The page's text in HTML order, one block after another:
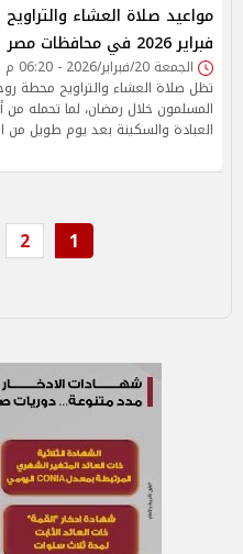
فبراير 2026 في محافظات مصر
الجمعة 20/فبراير/2026 - 06:20 م
تظل صلاة العشاء والتراويح محطة
المسلمون خلال رمضان، لما تحمله من
العبادة والسكينة بعد يوم طويل من
1
2